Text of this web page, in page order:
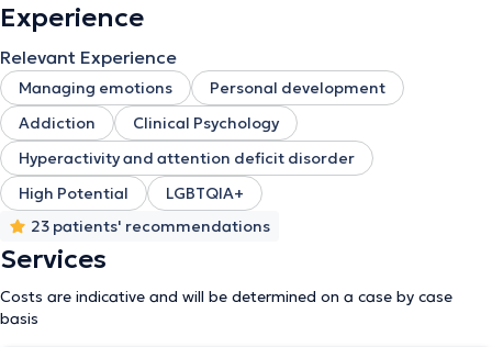
Experience
Relevant Experience
Managing emotions
Personal development
Addiction
Clinical Psychology
Hyperactivity and attention deficit disorder
High Potential
LGBTQIA+
23 patients' recommendations
Services
Costs are indicative and will be determined on a case by case
basis